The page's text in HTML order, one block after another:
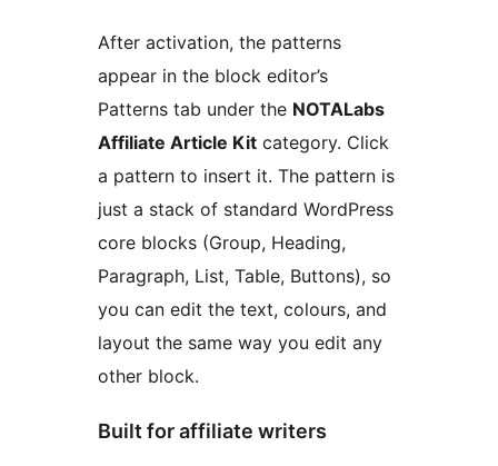
After activation, the patterns
appear in the block editor’s
Patterns tab under the NOTALabs
Affiliate Article Kit category. Click
a pattern to insert it. The pattern is
just a stack of standard WordPress
core blocks (Group, Heading,
Paragraph, List, Table, Buttons), so
you can edit the text, colours, and
layout the same way you edit any
other block.
Built for affiliate writers